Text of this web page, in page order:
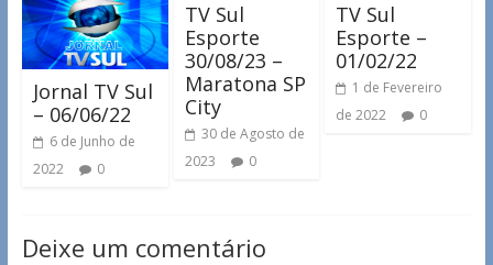
Jornal TV Sul
– 06/06/22
6 de Junho de
2022
0
TV Sul
Esporte
30/08/23 –
Maratona SP
City
30 de Agosto de
2023
0
TV Sul
Esporte –
01/02/22
1 de Fevereiro
de 2022
0
Deixe um comentário